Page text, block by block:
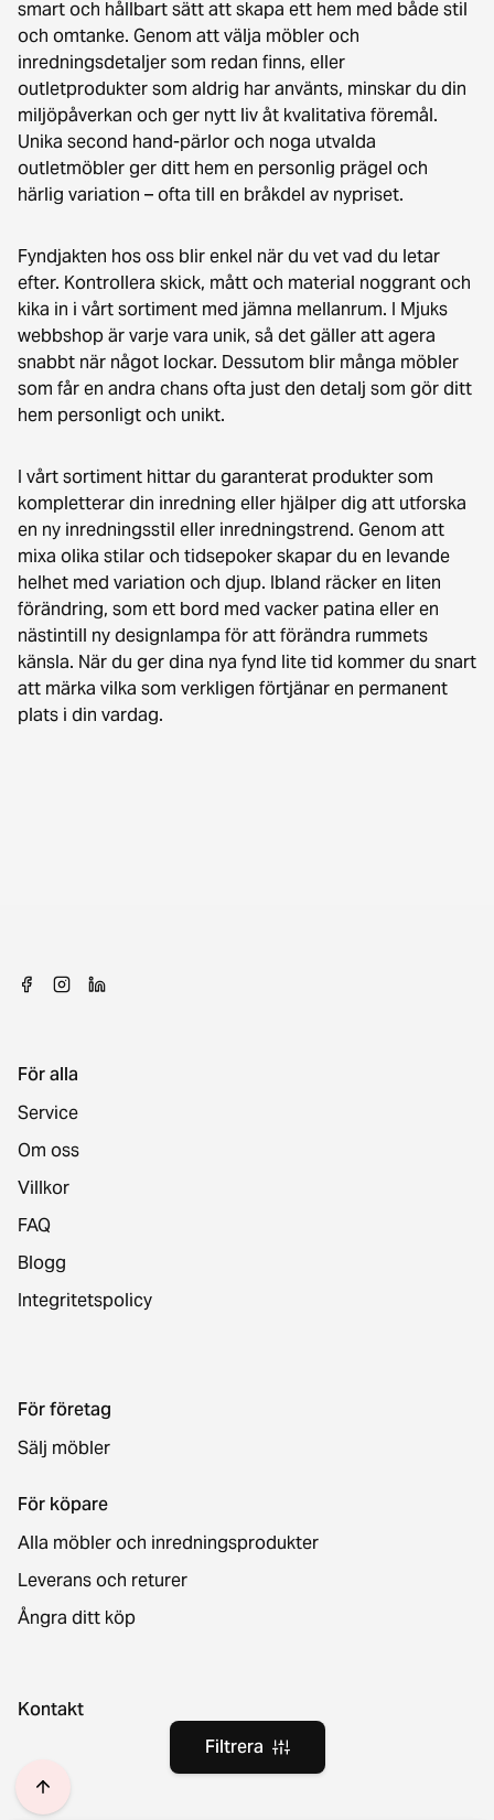
Filtrera
smart och hållbart sätt att skapa ett hem med både stil
och omtanke. Genom att välja möbler och
inredningsdetaljer som redan finns, eller
outletprodukter som aldrig har använts, minskar du din
miljöpåverkan och ger nytt liv åt kvalitativa föremål.
Unika second hand-pärlor och noga utvalda
outletmöbler ger ditt hem en personlig prägel och
härlig variation – ofta till en bråkdel av nypriset.
Fyndjakten hos oss blir enkel när du vet vad du letar
efter. Kontrollera skick, mått och material noggrant och
kika in i vårt sortiment med jämna mellanrum. I Mjuks
webbshop är varje vara unik, så det gäller att agera
snabbt när något lockar. Dessutom blir många möbler
som får en andra chans ofta just den detalj som gör ditt
hem personligt och unikt.
I vårt sortiment hittar du garanterat produkter som
kompletterar din inredning eller hjälper dig att utforska
en ny inredningsstil eller inredningstrend. Genom att
mixa olika stilar och tidsepoker skapar du en levande
helhet med variation och djup. Ibland räcker en liten
förändring, som ett bord med vacker patina eller en
nästintill ny designlampa för att förändra rummets
känsla. När du ger dina nya fynd lite tid kommer du snart
att märka vilka som verkligen förtjänar en permanent
plats i din vardag.
För alla
Service
Om oss
Villkor
FAQ
Blogg
Integritetspolicy
För företag
Sälj möbler
För köpare
Alla möbler och inredningsprodukter
Leverans och returer
Ångra ditt köp
Kontakt